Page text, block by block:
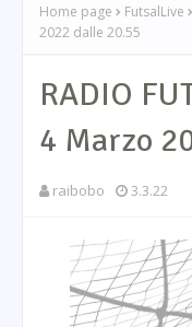
Home page FutsalLive
2022 dalle 20.55
RADIO
4 Marzo
raibobo 3.3.22